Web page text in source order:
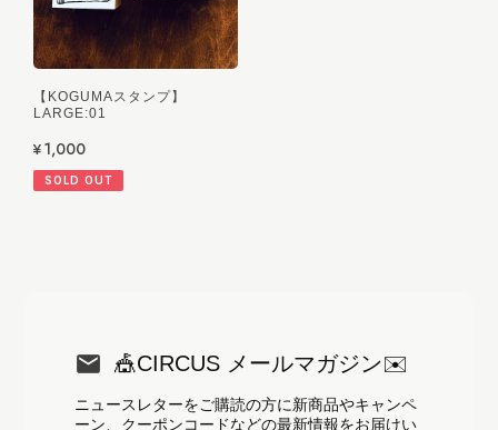
【KOGUMAスタンプ】
LARGE:01
¥1,000
SOLD OUT
🎪CIRCUS メールマガジン✉️
ニュースレターをご購読の方に新商品やキャンペ
ーン、クーポンコードなどの最新情報をお届けい